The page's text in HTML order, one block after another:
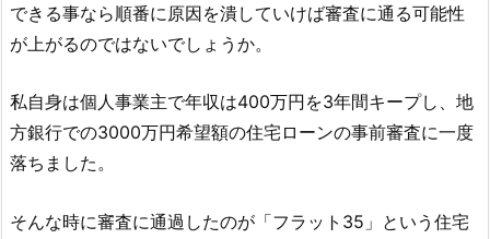
できる事なら順番に原因を潰していけば審査に通る可能性
が上がるのではないでしょうか。
私自身は個人事業主で年収は400万円を3年間キープし、地
方銀行での3000万円希望額の住宅ローンの事前審査に一度
落ちました。
そんな時に審査に通過したのが「フラット35」という住宅